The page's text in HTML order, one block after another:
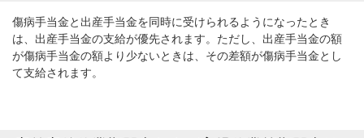
傷病手当金と出産手当金を同時に受けられるようになったとき
は、出産手当金の支給が優先されます。ただし、出産手当金の額
が傷病手当金の額より少ないときは、その差額が傷病手当金とし
て支給されます。